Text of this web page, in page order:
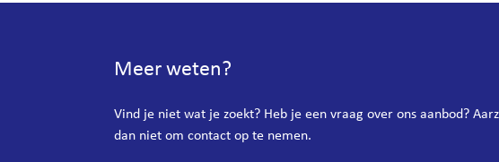
Meer weten?
Vind je niet wat je zoekt? Heb je een vraag over ons aanbod?
dan niet om contact op te nemen.